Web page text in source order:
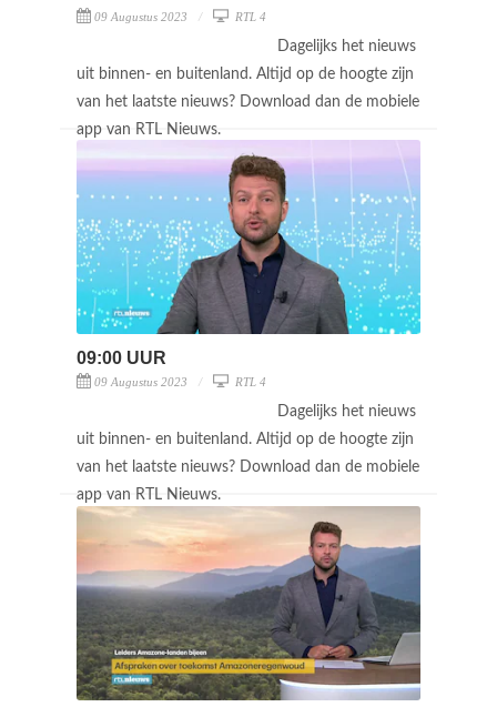
09 Augustus 2023 RTL 4
Dagelijks het nieuws
uit binnen- en buitenland. Altijd op de hoogte zijn
van het laatste nieuws? Download dan de mobiele
app van RTL Nieuws.
09:00 UUR
09 Augustus 2023 RTL 4
Dagelijks het nieuws
uit binnen- en buitenland. Altijd op de hoogte zijn
van het laatste nieuws? Download dan de mobiele
app van RTL Nieuws.